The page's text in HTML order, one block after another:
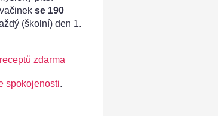
se 190
(školní) den 1.
zdarma
spokojenosti.